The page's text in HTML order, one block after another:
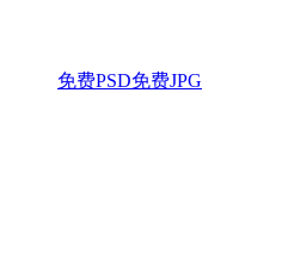
免费PSD免费JPG